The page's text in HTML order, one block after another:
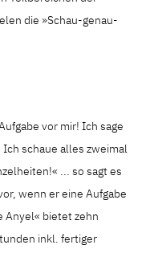
die »Schau-genau-
vor mir! Ich sage
schaue alles zweimal
... so sagt es
wenn er eine Aufgabe
Anyel« bietet zehn
inkl. fertiger